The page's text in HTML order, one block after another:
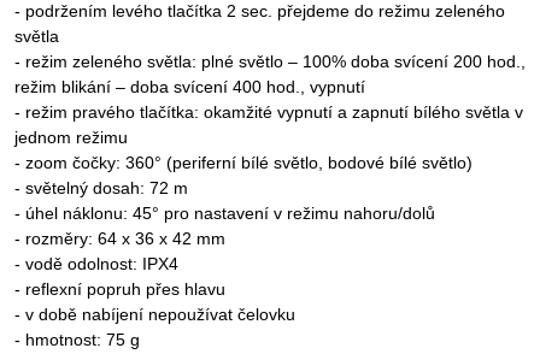
- podržením levého tlačítka 2 sec. přejdeme do režimu zeleného
světla
- režim zeleného světla: plné světlo – 100% doba svícení 200 hod.,
režim blikání – doba svícení 400 hod., vypnutí
- režim pravého tlačítka: okamžité vypnutí a zapnutí bílého světla v
jednom režimu
- zoom čočky: 360° (periferní bílé světlo, bodové bílé světlo)
- světelný dosah: 72 m
- úhel náklonu: 45° pro nastavení v režimu nahoru/dolů
- rozměry: 64 x 36 x 42 mm
- vodě odolnost: IPX4
- reflexní popruh přes hlavu
- v době nabíjení nepoužívat čelovku
- hmotnost: 75 g